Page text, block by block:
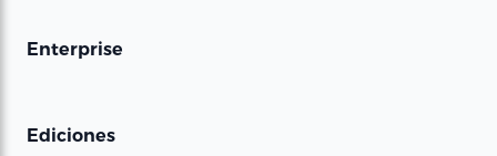
Enterprise
Ediciones